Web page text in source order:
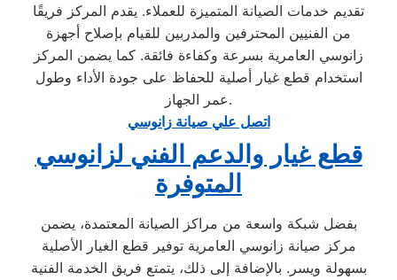
تقديم خدمات الصيانة المتميزة للعملاء. يقدم المركز فريقًا
من الفنيين المحترفين والمدربين للقيام بإصلاح أجهزة
زانوسي العامرية بسرعة وكفاءة فائقة. كما يضمن المركز
استخدام قطع غيار أصلية للحفاظ على جودة الأداء وطول
عمر الجهاز.
اتصل علي صيانة زانوسي
قطع غيار والدعم الفني لزانوسي
المتوفرة
بفضل شبكة واسعة من مراكز الصيانة المعتمدة، يضمن
مركز صيانة زانوسي العامرية توفير قطع الغيار الأصلية
بسهولة ويسر. بالإضافة إلى ذلك، يتمتع فريق الخدمة الفنية